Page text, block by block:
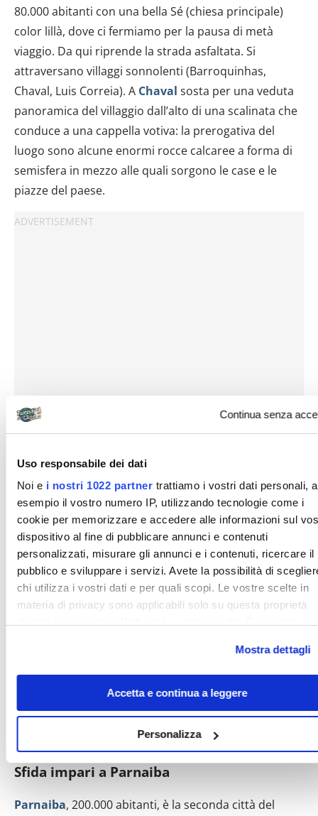
Continua senza
Uso responsabile dei dati
Noi e i nostri 1022 partnertrattiamo i vostri dati personali,
esempio il vostro numero IP, utilizzando tecnologie come i
cookie per memorizzare e accedere alle informazioni sul
dispositivo al fine di pubblicare annunci e contenuti
personalizzati, misurare gli annunci e i contenuti, ricercare il
pubblico e sviluppare i servizi. Avete la possibilità di
chi utilizza i vostri dati e per quali scopi. Le vostre scelte in
materia di privacy sono applicabili solo su questa proprietà
dalla Dichiarazione sui cookie o facendo clic sull'icona di
attivazione della privacy.
Con il tuo consenso, vorremmo anche:
con un'approssimazione di qualche metro,
Identificare il tuo dispositivo, scansionandolo
alla ricerca di caratteristiche specifiche (impronte
Approfondisci come vengono elaborati i tuoi dati personali e
Mostra dettagli
Accetta e continua a leggere
Personalizza
80.000 abitanti con una bella Sé (chiesa principale)
color lillà, dove ci fermiamo per la pausa di metà
viaggio. Da qui riprende la strada asfaltata. Si
attraversano villaggi sonnolenti (Barroquinhas,
Chaval, Luis Correia). A Chaval sosta per una veduta
panoramica del villaggio dall’alto di una scalinata che
conduce a una cappella votiva: la prerogativa del
luogo sono alcune enormi rocce calcaree a forma di
semisfera in mezzo alle quali sorgono le case e le
piazze del paese.
entra nel Piauì, che percorriamo tutto fino a Parnaiba,
al confine col Maranhão. Sono solo 60 km, perché
questo stato si estende più nell’interno che sulla
Sfida impari a Parnaiba
Parnaiba, 200.000 abitanti, è la seconda città del